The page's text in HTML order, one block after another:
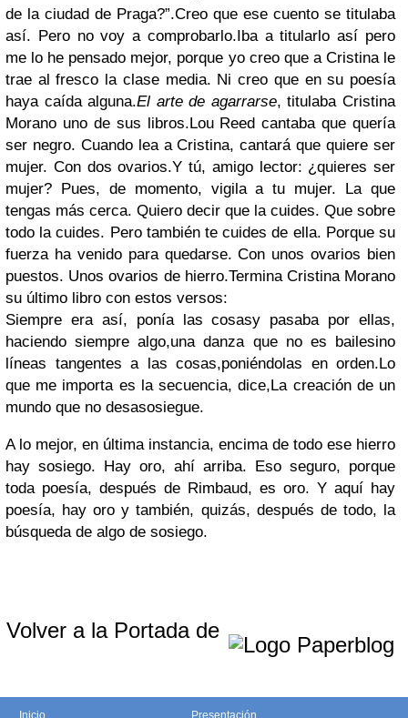
de la ciudad de Praga?”.Creo que ese cuento se titulaba
así. Pero no voy a comprobarlo.Iba a titularlo así pero
me lo he pensado mejor, porque yo creo que a Cristina le
trae al fresco la clase media. Ni creo que en su poesía
haya caída alguna.El arte de agarrarse, titulaba Cristina
Morano uno de sus libros.Lou Reed cantaba que quería
ser negro. Cuando lea a Cristina, cantará que quiere ser
mujer. Con dos ovarios.Y tú, amigo lector: ¿quieres ser
mujer? Pues, de momento, vigila a tu mujer. La que
tengas más cerca. Quiero decir que la cuides. Que sobre
todo la cuides. Pero también te cuides de ella. Porque su
fuerza ha venido para quedarse. Con unos ovarios bien
puestos. Unos ovarios de hierro.Termina Cristina Morano
su último libro con estos versos:
Siempre era así, ponía las cosasy pasaba por ellas,
haciendo siempre algo,una danza que no es bailesino
líneas tangentes a las cosas,poniéndolas en orden.Lo
que me importa es la secuencia, dice,La creación de un
mundo que no desasosiegue.
A lo mejor, en última instancia, encima de todo ese hierro
hay sosiego. Hay oro, ahí arriba. Eso seguro, porque
toda poesía, después de Rimbaud, es oro. Y aquí hay
poesía, hay oro y también, quizás, después de todo, la
búsqueda de algo de sosiego.
Volver a la Portada de
Inicio Presentación